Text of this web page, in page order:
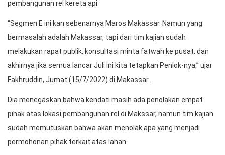
pembangunan rel kereta api.
“Segmen E ini kan sebenarnya Maros Makassar. Namun yang
bermasalah adalah Makassar, tapi dari tim kajian sudah
melakukan rapat publik, konsultasi minta fatwah ke pusat, dan
akhirnya jika semua lancar Juli ini kita tetapkan Penlok-nya,” ujar
Fakhruddin, Jumat (15/7/2022) di Makassar.
Dia menegaskan bahwa kendati masih ada penolakan empat
pihak atas lokasi pembangunan rel di Makssar, namun tim kajian
sudah memutuskan bahwa akan menolak apa yang menjadi
permohonan pihak terkait atas lahan.